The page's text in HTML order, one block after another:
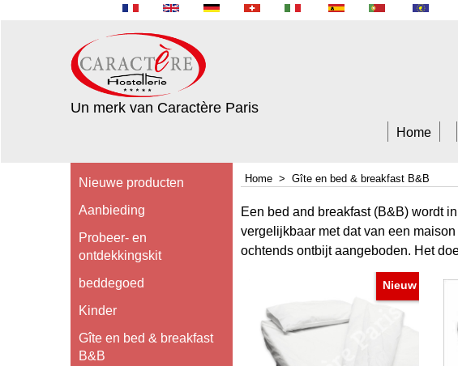
Un merk van Caractère Paris
Home
Nieuwe producten
Aanbieding
Probeer- en
ontdekkingskit
beddegoed
Kinder
Gîte en bed & breakfast
B&B
Home > Gîte en bed & breakfast B&B
Een bed and breakfast (B&B) wordt
vergelijkbaar met dat van een
ochtends ontbijt aangeboden. Het
Nieuw